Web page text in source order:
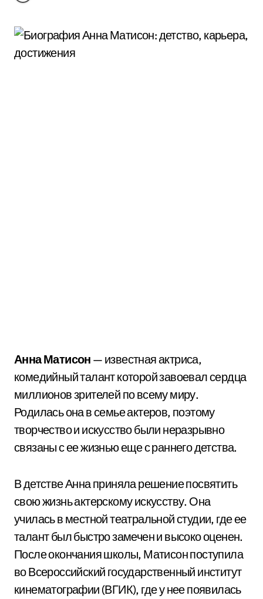
Анна Матисон — известная актриса,
комедийный талант которой завоевал сердца
миллионов зрителей по всему миру.
Родилась она в семье актеров, поэтому
творчество и искусство были неразрывно
связаны с ее жизнью еще с раннего детства.
В детстве Анна приняла решение посвятить
свою жизнь актерскому искусству. Она
училась в местной театральной студии, где ее
талант был быстро замечен и высоко оценен.
После окончания школы, Матисон поступила
во Всероссийский государственный институт
кинематографии (ВГИК), где у нее появилась